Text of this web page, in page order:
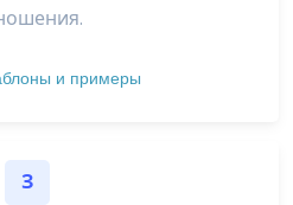
и примеры
З